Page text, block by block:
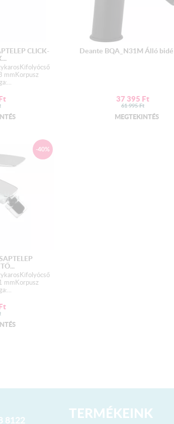
CLICK-
mmKorpusz
Deante BQA_N31M Álló bidé
37 395 Ft
61 995Ft
MEGTEKINTÉS
-40%
mmKorpusz
8122 TERMÉKEINK